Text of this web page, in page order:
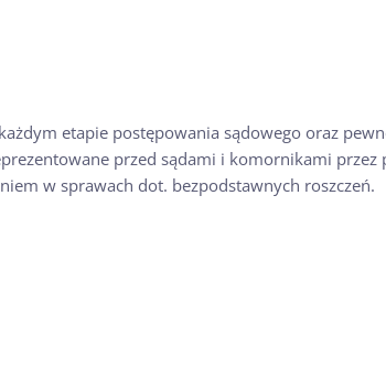
etapie postępowania sądowego oraz
przed sądami i komornikami przez
w sprawach dot. bezpodstawnych roszczeń.